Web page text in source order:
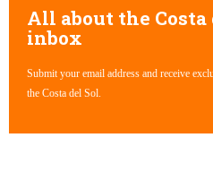
All about the
inbox
Submit your email address and receive
the Costa del Sol.